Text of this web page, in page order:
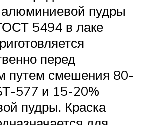
пудры
5494 в лаке
перед
путем смешения 80-
577 и 15-20%
пудры. Краска